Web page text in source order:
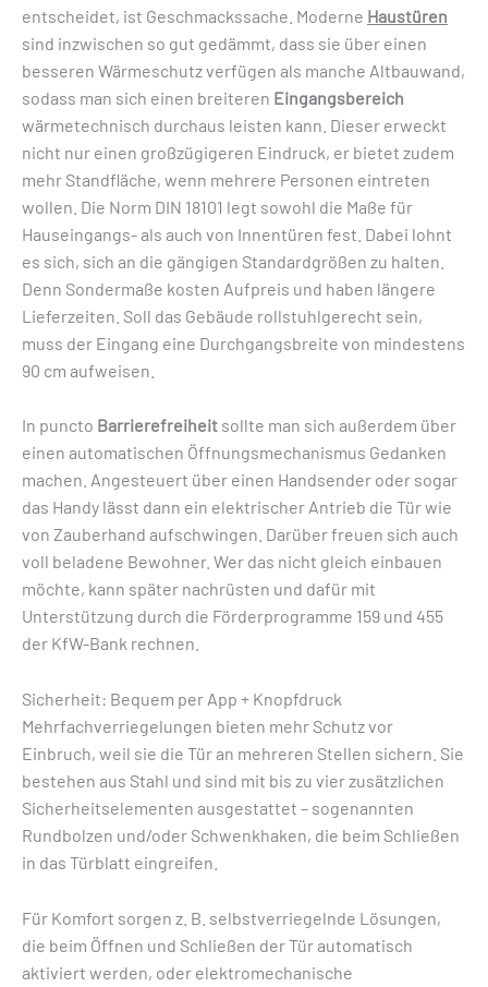
entscheidet, ist Geschmackssache. Moderne Haustüren
sind inzwischen so gut gedämmt, dass sie über einen
besseren Wärmeschutz verfügen als manche Altbauwand,
sodass man sich einen breiteren Eingangsbereich
wärmetechnisch durchaus leisten kann. Dieser erweckt
nicht nur einen großzügigeren Eindruck, er bietet zudem
mehr Standfläche, wenn mehrere Personen eintreten
wollen. Die Norm DIN 18101 legt sowohl die Maße für
Hauseingangs- als auch von Innentüren fest. Dabei lohnt
es sich, sich an die gängigen Standardgrößen zu halten.
Denn Sondermaße kosten Aufpreis und haben längere
Lieferzeiten. Soll das Gebäude rollstuhlgerecht sein,
muss der Eingang eine Durchgangsbreite von mindestens
90 cm aufweisen.
In puncto Barrierefreiheit sollte man sich außerdem über
einen ­automatischen Öffnungsmechanismus Gedanken
machen. Angesteuert über einen Handsender oder sogar
das Handy lässt dann ein elektrischer Antrieb die Tür wie
von Zauberhand aufschwingen. Darüber freuen sich auch
voll beladene Bewohner. Wer das nicht gleich einbauen
möchte, kann später nachrüsten und dafür mit
Unterstützung durch die ­Förderprogramme 159 und 455
der KfW-Bank rechnen.
Sicherheit: Bequem per App + Knopfdruck
Mehrfachverriegelungen bieten mehr Schutz vor
Einbruch, weil sie die Tür an mehreren Stellen sichern. Sie
bestehen aus Stahl und sind mit bis zu vier zusätzlichen
Sicherheits­elementen ausgestattet – sogenannten
Rundbolzen und/oder Schwenkhaken, die beim Schließen
in das Türblatt eingreifen.
Für Komfort sorgen z. B. selbstverriegelnde Lösungen,
die beim Öffnen und Schließen der Tür automatisch
aktiviert werden, oder elektromechanische